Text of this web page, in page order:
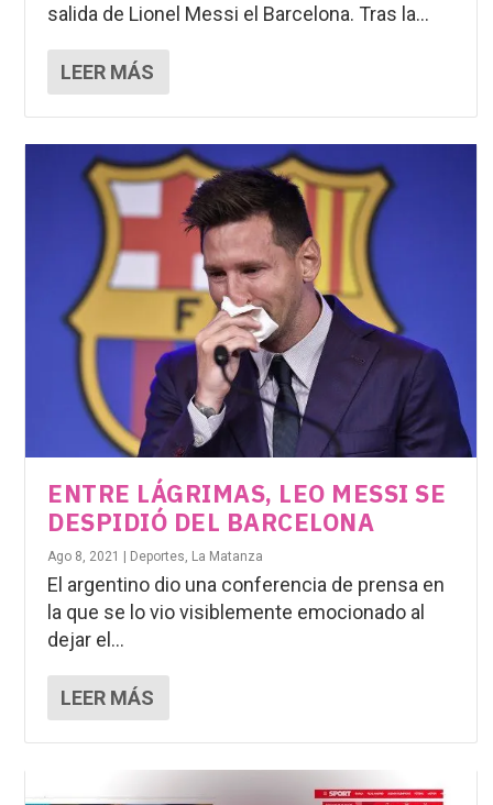
salida de Lionel Messi el Barcelona. Tras la...
LEER MÁS
ENTRE LÁGRIMAS, LEO MESSI SE
DESPIDIÓ DEL BARCELONA
Ago 8, 2021 Deportes, La Matanza
El argentino dio una conferencia de prensa en
la que se lo vio visiblemente emocionado al
dejar el...
LEER MÁS